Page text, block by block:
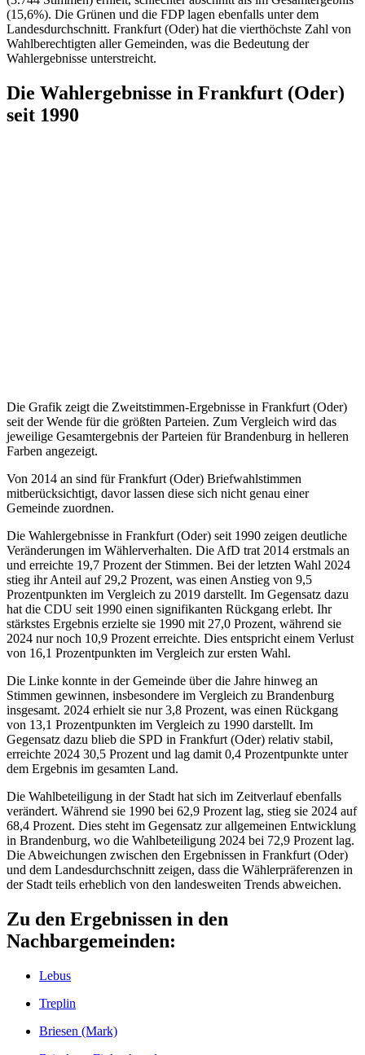
(15,6%). Die Grünen und die FDP lagen ebenfalls unter dem
Landesdurchschnitt. Frankfurt (Oder) hat die vierthöchste Zahl von
Wahlberechtigten aller Gemeinden, was die Bedeutung der
Wahlergebnisse unterstreicht.
Die Wahlergebnisse in Frankfurt (Oder)
seit 1990
Die Grafik zeigt die Zweitstimmen-Ergebnisse in Frankfurt (Oder)
seit der Wende für die größten Parteien. Zum Vergleich wird das
jeweilige Gesamtergebnis der Parteien für Brandenburg in helleren
Farben angezeigt.
Von 2014 an sind für Frankfurt (Oder) Briefwahlstimmen
mitberücksichtigt, davor lassen diese sich nicht genau einer
Gemeinde zuordnen.
Die Wahlergebnisse in Frankfurt (Oder) seit 1990 zeigen deutliche
Veränderungen im Wählerverhalten. Die AfD trat 2014 erstmals an
und erreichte 19,7 Prozent der Stimmen. Bei der letzten Wahl 2024
stieg ihr Anteil auf 29,2 Prozent, was einen Anstieg von 9,5
Prozentpunkten im Vergleich zu 2019 darstellt. Im Gegensatz dazu
hat die CDU seit 1990 einen signifikanten Rückgang erlebt. Ihr
stärkstes Ergebnis erzielte sie 1990 mit 27,0 Prozent, während sie
2024 nur noch 10,9 Prozent erreichte. Dies entspricht einem Verlust
von 16,1 Prozentpunkten im Vergleich zur ersten Wahl.
Die Linke konnte in der Gemeinde über die Jahre hinweg an
Stimmen gewinnen, insbesondere im Vergleich zu Brandenburg
insgesamt. 2024 erhielt sie nur 3,8 Prozent, was einen Rückgang
von 13,1 Prozentpunkten im Vergleich zu 1990 darstellt. Im
Gegensatz dazu blieb die SPD in Frankfurt (Oder) relativ stabil,
erreichte 2024 30,5 Prozent und lag damit 0,4 Prozentpunkte unter
dem Ergebnis im gesamten Land.
Die Wahlbeteiligung in der Stadt hat sich im Zeitverlauf ebenfalls
verändert. Während sie 1990 bei 62,9 Prozent lag, stieg sie 2024 auf
68,4 Prozent. Dies steht im Gegensatz zur allgemeinen Entwicklung
in Brandenburg, wo die Wahlbeteiligung 2024 bei 72,9 Prozent lag.
Die Abweichungen zwischen den Ergebnissen in Frankfurt (Oder)
und dem Landesdurchschnitt zeigen, dass die Wählerpräferenzen in
der Stadt teils erheblich von den landesweiten Trends abweichen.
Zu den Ergebnissen in den
Nachbargemeinden:
Lebus
Treplin
Briesen (Mark)